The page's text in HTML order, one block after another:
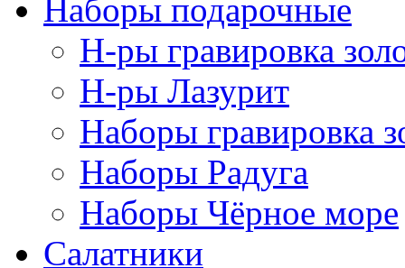
Наборы подарочные
Н-ры гравировка
Н-ры Лазурит
Наборы гравировка
Наборы Радуга
Наборы Чёрное море
Салатники